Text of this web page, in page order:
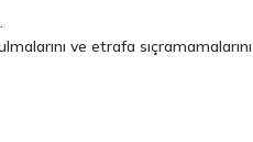
ve etrafa